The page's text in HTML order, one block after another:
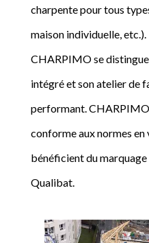
charpente pour tous
maison individuelle, etc.).
CHARPIMO se distingue
intégré et son atelier de
performant.
conforme aux normes
bénéficient du
Qualibat.